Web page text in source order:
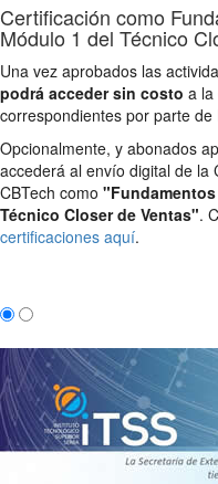
Certificación como
Módulo 1 del Técnico
Una vez aprobados las
podrá acceder sin costo a la
correspondientes por parte de
Opcionalmente, y abonados
accederá al envío digital de la
CBTech como
Técnico Closer de Ventas".
certificaciones aquí.